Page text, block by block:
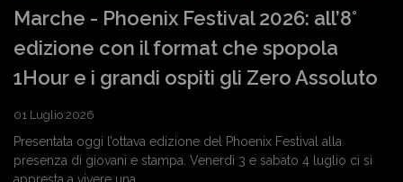
Marche - Phoenix Festival 2026: all’8°
edizione con il format che spopola
1Hour e i grandi ospiti gli Zero Assoluto
01 Luglio 2026
Presentata oggi l’ottava edizione del Phoenix Festival alla
presenza di giovani e stampa. Venerdì 3 e sabato 4 luglio ci si